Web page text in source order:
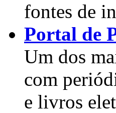
fontes de
Portal de
Um dos
com
e livros